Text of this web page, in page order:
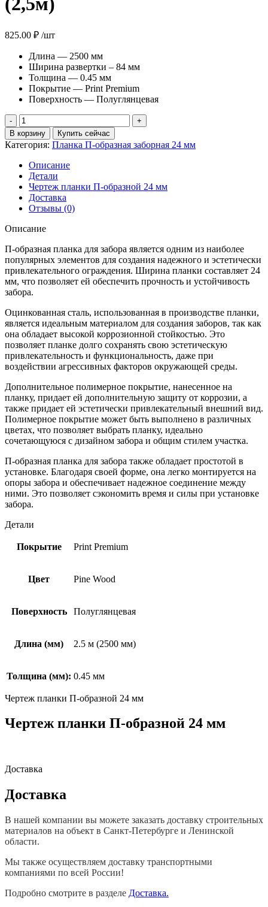
825.00 ₽ /шт
Длина — 2500 мм
Ширина развертки – 84 мм
Толщина — 0.45 мм
Покрытие — Print Premium
Поверхность — Полуглянцевая
Количество
товара
Планка
П-
образная
заборная
24
0,45
Print
Premium
с
Pine
Wood
Fresh
(2,5м)
В корзину Купить сейчас
Категория: Планка П-образная заборная 24 мм
Описание
Детали
Чертеж планки П-образной 24 мм
Доставка
Отзывы (0)
Описание
П-образная планка для забора является одним из наиболее
популярных элементов для создания надежного и эстетически
привлекательного ограждения. Ширина планки составляет 24
мм, что позволяет ей обеспечить прочность и устойчивость
забора.
Оцинкованная сталь, использованная в производстве планки,
является идеальным материалом для создания заборов, так как
она обладает высокой коррозионной стойкостью. Это
позволяет планке долго сохранять свою эстетическую
привлекательность и функциональность, даже при
воздействии агрессивных факторов окружающей среды.
Дополнительное полимерное покрытие, нанесенное на
планку, придает ей дополнительную защиту от коррозии, а
также придает ей эстетически привлекательный внешний вид.
Полимерное покрытие может быть выполнено в различных
цветах, что позволяет выбрать планку, идеально
сочетающуюся с дизайном забора и общим стилем участка.
П-образная планка для забора также обладает простотой в
установке. Благодаря своей форме, она легко монтируется на
опоры забора и обеспечивает надежное соединение между
ними. Это позволяет сэкономить время и силы при установке
забора.
Детали
Покрытие Print Premium
Цвет Pine Wood
Поверхность Полуглянцевая
Длина (мм) 2.5 м (2500 мм)
Толщина (мм): 0.45 мм
Чертеж планки П-образной 24 мм
Чертеж планки П-образной 24 мм
Доставка
Доставка
В нашей компании вы можете заказать доставку строительных
материалов на объект в Санкт-Петербурге и Ленинской
области.
Мы также осуществляем доставку транспортными
компаниями по всей России!
Подробно смотрите в разделе Доставка.